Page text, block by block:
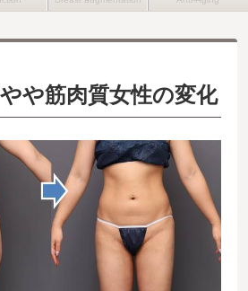
や筋肉質女性の変化